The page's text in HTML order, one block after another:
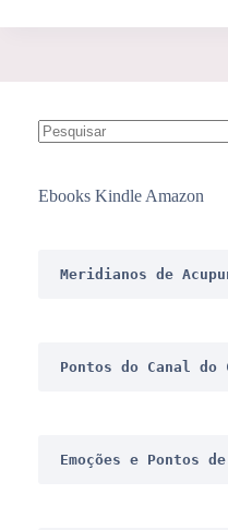
Ebooks Kindle Amazon
Meridianos de
Pontos do Canal do
Emoções e Pontos